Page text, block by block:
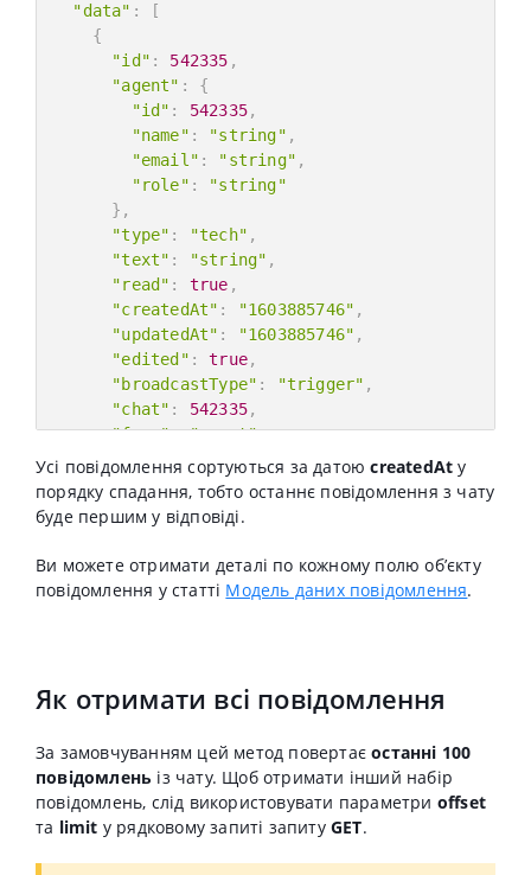
"data" :
[
{
"id" : 542335 ,
"agent" :
{
"id" : 542335,
"name" : "string" ,
"email" : "string" ,
"role" :
"string"
} ,
"type" : "tech" ,
"text" : "string" ,
"read" : true ,
"createdAt" : "1603885746" ,
"updatedAt" : "1603885746" ,
"edited" : true,
"broadcastType" : "trigger" ,
"chat" : 542335,
"from": "agent"
}
543
Усі повідомлення сортуються за датоюcreatedAt у
порядку спадання, тобто останнє повідомлення з чату
буде першим у відповіді.
Ви можете отримати деталі по кожному полю обʼєкту
повідомлення у статті Модель даних повідомлення.
Як отримати всі повідомлення
За замовчуванням цей метод повертаєостанні 100
повідомлень із чату. Щоб отримати інший набір
повідомлень, слід використовувати параметри offset
та limit у рядковому запиті запитуGET.